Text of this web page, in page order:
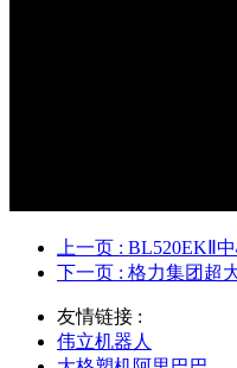
上一页 : BL520EKⅡ
下一页 : 格力集团超
友情链接 :
伟立机器人